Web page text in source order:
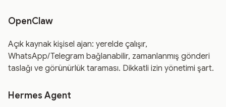
OpenClaw
Açık kaynak kişisel ajan: yerelde çalışır,
WhatsApp/Telegram bağlanabilir, zamanlanmış gönderi
taslağı ve görünürlük taraması. Dikkatli izin yönetimi şart.
Hermes Agent